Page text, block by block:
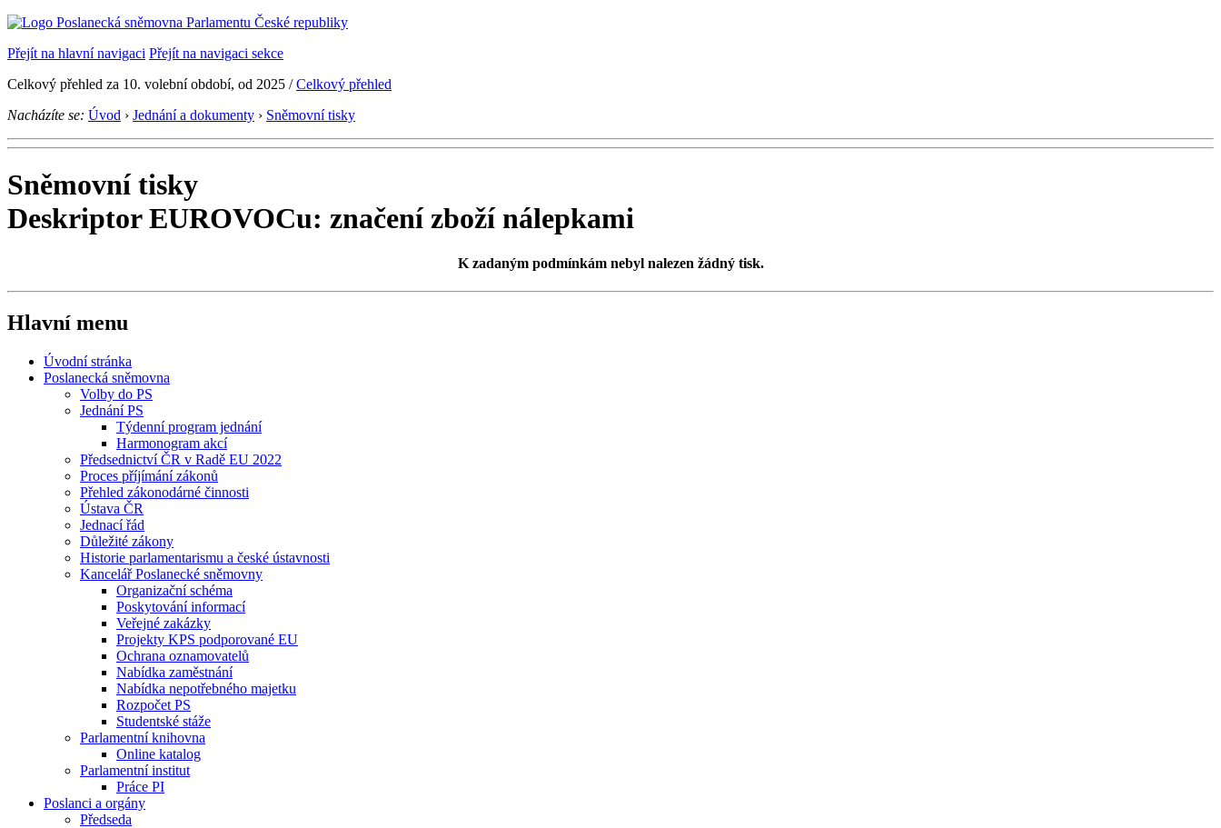
Přejít na hlavní navigaci Přejít na navigaci sekce
Celkový přehled za 10. volební období, od 2025 /Celkový přehled
Nacházíte se: Úvod › Jednání a dokumenty › Sněmovní tisky
Sněmovní tisky
Deskriptor EUROVOCu: značení zboží nálepkami
K zadaným podmínkám nebyl nalezen žádný tisk.
Hlavní menu
Úvodní stránka
Poslanecká sněmovna
Volby do PS
Jednání PS
Týdenní program jednání
Harmonogram akcí
Předsednictví ČR v Radě EU 2022
Proces příjímání zákonů
Přehled zákonodárné činnosti
Ústava ČR
Jednací řád
Důležité zákony
Historie parlamentarismu a české ústavnosti
Kancelář Poslanecké sněmovny
Organizační schéma
Poskytování informací
Veřejné zakázky
Projekty KPS podporované EU
Ochrana oznamovatelů
Nabídka zaměstnání
Nabídka nepotřebného majetku
Rozpočet PS
Studentské stáže
Parlamentní knihovna
Online katalog
Parlamentní institut
Práce PI
Poslanci a orgány
Předseda